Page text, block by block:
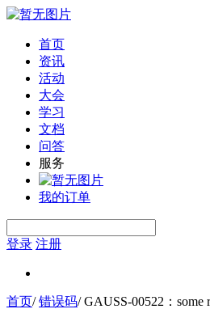
首页
资讯
活动
大会
学习
文档
问答
服务
我的订单
登录 注册
首页/错误码/GAUSS-00522：some